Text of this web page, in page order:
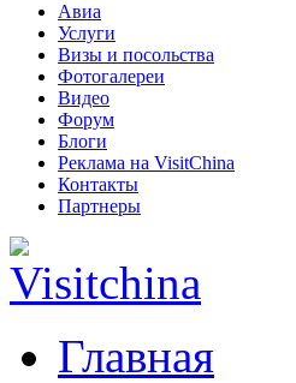
Авиа
Услуги
Визы и посольства
Фотогалереи
Видео
Форум
Блоги
Реклама на VisitChina
Контакты
Партнеры
Главная